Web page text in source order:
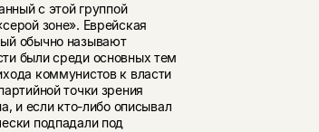
с этой группой
зоне». Еврейская
обычно называют
были среди основных тем
коммунистов к власти
точки зрения
и если кто-либо описывал
подпадали под